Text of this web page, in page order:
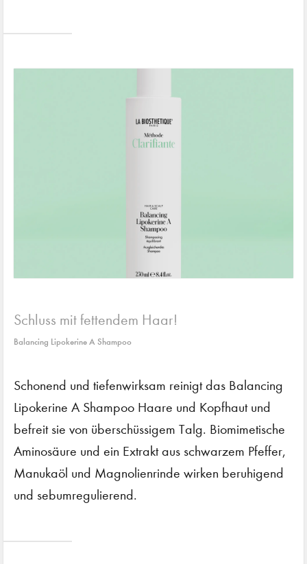
Schluss mit fettendem Haar!
Balancing Lipokerine A Shampoo
Schonend und tiefenwirksam reinigt das Balancing
Lipokerine A Shampoo Haare und Kopfhaut und
befreit sie von überschüssigem Talg. Biomimetische
Aminosäure und ein Extrakt aus schwarzem Pfeffer,
Manukaöl und Magnolienrinde wirken beruhigend
und sebumregulierend.